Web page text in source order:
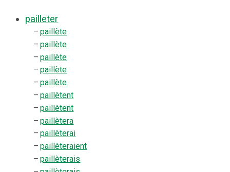
pailleter
– paillète
– paillète
– paillète
– paillète
– paillète
– paillètent
– paillètent
– paillètera
– paillèterai
– paillèteraient
– paillèterais